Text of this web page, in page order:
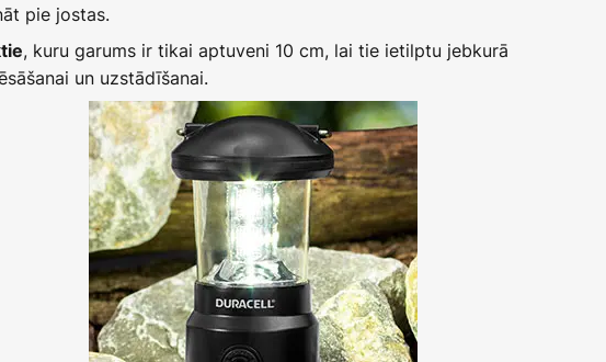
pie jostas.
, kuru garums ir tikai aptuveni 10 cm, lai tie ietilptu jebkurā
un uzstādīšanai.